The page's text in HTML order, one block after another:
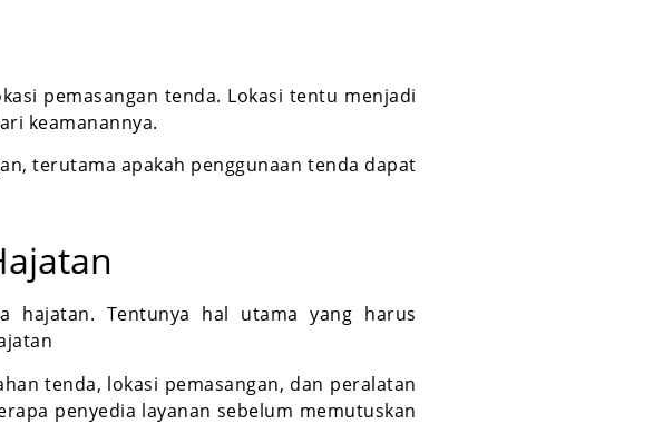
pemasangan tenda. Lokasi tentu menjadi
keamanannya.
terutama apakah penggunaan tenda dapat
hajatan. Tentunya hal utama yang harus
tenda, lokasi pemasangan, dan peralatan
penyedia layanan sebelum memutuskan